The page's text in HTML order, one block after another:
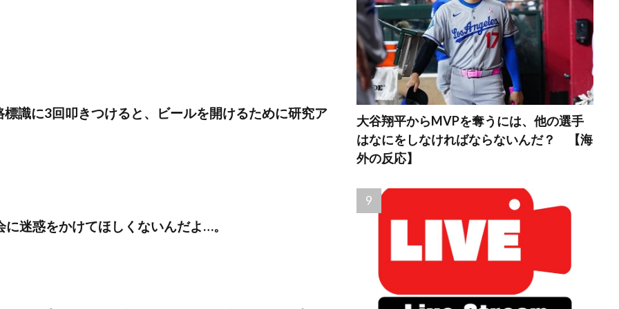
識に3回叩きつけると、ビールを開けるために研究ア
迷惑をかけてほしくないんだよ…。
大谷翔平からMVPを奪うには、他の選手
はなにをしなければならないんだ？ 【海
外の反応】